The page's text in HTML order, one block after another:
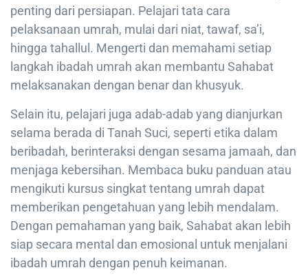
penting dari persiapan. Pelajari tata cara
pelaksanaan umrah, mulai dari niat, tawaf, sa’i,
hingga tahallul. Mengerti dan memahami setiap
langkah ibadah umrah akan membantu Sahabat
melaksanakan dengan benar dan khusyuk.
Selain itu, pelajari juga adab-adab yang dianjurkan
selama berada di Tanah Suci, seperti etika dalam
beribadah, berinteraksi dengan sesama jamaah, dan
menjaga kebersihan. Membaca buku panduan atau
mengikuti kursus singkat tentang umrah dapat
memberikan pengetahuan yang lebih mendalam.
Dengan pemahaman yang baik, Sahabat akan lebih
siap secara mental dan emosional untuk menjalani
ibadah umrah dengan penuh keimanan.